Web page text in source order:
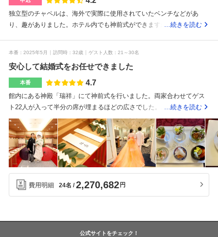
してフランス料理のハーフコースを頂きました。試食とは言え量もあ
ってとても美味しかったです。デザートプレートでは2人の名前を入れ
た。質問したいことをたくさん用意して行ったのですが、ほとんどそ
の場で答えて頂けた為安心感がありました。遠方からのゲストがいら
っしゃる為、宿泊施設がある所を第一に考えていました。前泊、当日
泊と安心してお任せ出来ます。披露宴会場がいくつかある為、ゲスト
の人数に拘らず他にも見せて頂くのが良いかと思います。遠方からの
ゲストになるべく移動の負担を掛けたくない方は、こちらのホテルに
部屋を取って宿泊して頂くのがおすすめだと思います。宿泊施設があ
ること、居住地が近い為打ち合わせがしやすいこと、神前式が出来る
こと。
独立型のチャペルは、海外で実際に使用されていたベンチなどがあ
り、趣がありました。ホテル内でも神前式ができますが、提携してい
いです。丁寧な説明で、誠実に対応してくれます。カジュアルな場所
も見学しましたが、こちらでは厳かな雰囲気で挙式ができそうです。
一方、披露宴は和やかにできると思います。挙式のスタイルを迷って
いる方におすすめです。どのような挙式・披露宴にしたいか、スタッ
…続きを読む
本番 2025年5月 訪問時 32歳 ゲスト人数 21～30名
安心して結婚式をお任せできました
本番 4.7
館内にある神殿「瑞祥」にて神前式を行いました。両家合わせてゲス
ト22人が入って半分の席が埋まるほどの広さでした。木目の優しい色
合いと、檜の穏やかな香りが印象的でした。館内にあるとは思えない
ほど本格的な造りで、厳かな空気の中、式を挙げることができまし
た。披露宴会場は、ミントブルーと白を基調とした爽やかな雰囲気で
した。窓がない会場でしたが、明るく清潔感のある色合いのおかげ
で、圧迫感は感じませんでした。私たちを含め24名が着席しました
が、広すぎず狭すぎず、ちょうど良い広さで、私が理想としていた
「新郎新婦とゲストとの距離が近い披露宴」を実現できたと思いま
す。披露宴のお料理のほか、ハイドパークのドリンクチケット配布、
ークリングワインなど食に関する部分はこだわりました。私のボディ
ファンデーション代、夫のフェイスメイク代は当初想定していなかっ
…続きを読む
費用明細 24名 2,270,682 円
公式サイトをチェック！